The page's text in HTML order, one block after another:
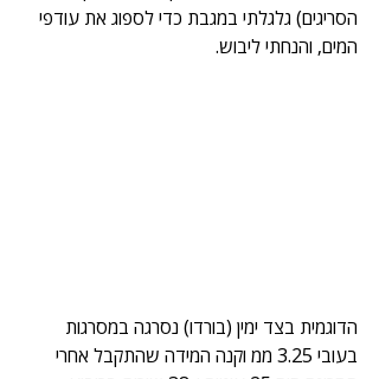
הסריגים) גלגלתי במגבת כדי לספוג את עודפי
המים, והנחתי ליבוש.
הדוגמית בצד ימין (בורדו) נסרגה במסרגות
בעובי 3.25 ממ וקנה המידה שהתקבל אחרי